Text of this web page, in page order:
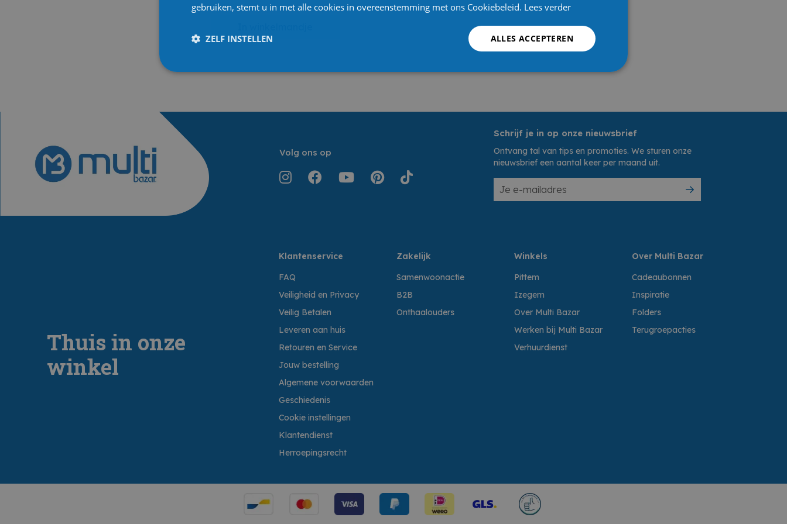
Volg ons op
Schrijf je in op onze nieuwsbrief
Ontvang tal van tips en promoties. We sturen onze
nieuwsbrief een aantal keer per maand uit.
Thuis in onze
winkel
Klantenservice
FAQ
Veiligheid en Privacy
Veilig Betalen
Leveren aan huis
Retouren en Service
Jouw bestelling
Algemene voorwaarden
Geschiedenis
Cookie instellingen
Klantendienst
Herroepingsrecht
Zakelijk
Samenwoonactie
B2B
Onthaalouders
Winkels
Pittem
Izegem
Over Multi Bazar
Werken bij Multi Bazar
Verhuurdienst
Over Multi Bazar
Cadeaubonnen
Inspiratie
Folders
Terugroepacties
gebruiken, stemt u in met alle cookies in overeenstemming met ons Cookiebeleid. Lees verder
ALLES ACCEPTEREN
ZELF INSTELLEN